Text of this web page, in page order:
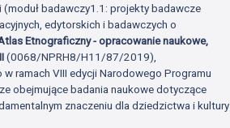
badawczy1.1: projekty badawcze
edytorskich i badawczych o
Etnograficzny - opracowanie naukowe,
(0068/NPRH8/H11/87/2019),
ramach VIII edycji Narodowego Programu
obejmujące badania naukowe dotyczące
znaczeniu dla dziedzictwa i kultury